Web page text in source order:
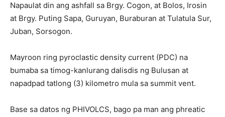
Napaulat din ang ashfall sa Brgy. Cogon, at Bolos, Irosin
at Brgy. Puting Sapa, Guruyan, Buraburan at Tulatula Sur,
Juban, Sorsogon.
Mayroon ring pyroclastic density current (PDC) na
bumaba sa timog-kanlurang dalisdis ng Bulusan at
napadpad tatlong (3) kilometro mula sa summit vent.
Base sa datos ng PHIVOLCS, bago pa man ang phreatic